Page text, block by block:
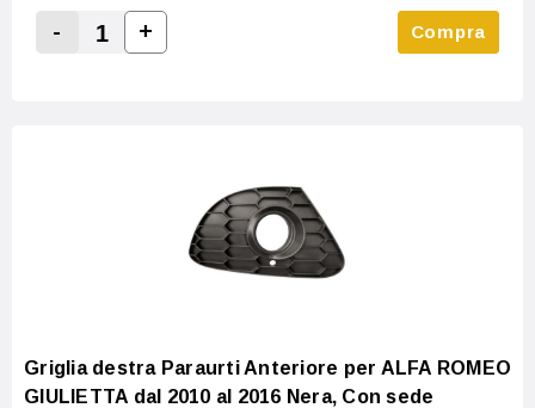
Decrease Quantity:
-
Increase Quantity:
+ Compra
Griglia destra Paraurti Anteriore per ALFA ROMEO
GIULIETTA dal 2010 al 2016 Nera, Con sede